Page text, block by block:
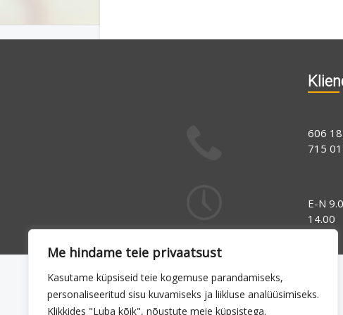
Me hindame teie privaatsust
Kasutame küpsiseid teie kogemuse parandamiseks,
personaliseeritud sisu kuvamiseks ja liikluse analüüsimiseks.
Klikkides "Luba kõik", nõustute meie küpsistega.
606
715
E-N
14.00